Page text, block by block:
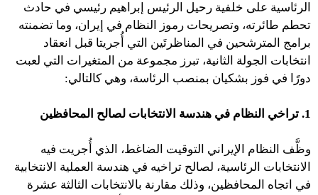
الرئاسية على خلفية رحيل الرئيس إبراهيم رئيسي في حادث
تحطم طائرته، وتصريحات رموز النظام في إيران، وما تضمنته
برامج المترشحين في المناظرتَين التي أُجريتا قبل انعقاد
انتخابات الجولة الثانية، تبرز مجموعة من المتغيرات التي لعبت
دورًا في فوز بشكيان بمنصب الرئاسة، وهي كالتالي:
1. تراخي النظام في هندسة الانتخابات لصالح المحافظين
وظَّف النظام الإيراني التوقيت الضاغط، الذي أُجريت فيه
الانتخابات الرئاسية، لصالح تراخيه في هندسة العملية الانتخابية
في اتجاه المحافظين، وذلك مقارنة بالانتخابات الثالثة عشرة